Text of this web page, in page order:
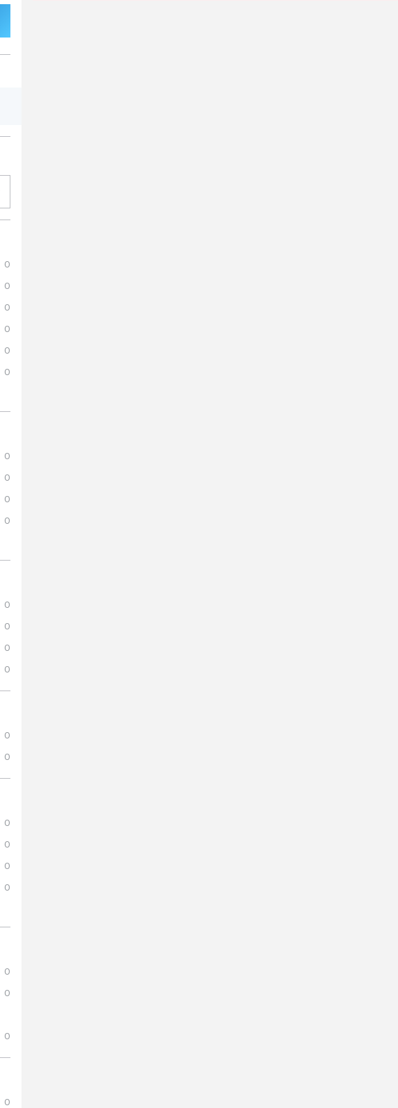
0
0
0
0
0
0
0
0
0
0
0
0
0
0
0
0
0
0
0
0
0
0
0
0